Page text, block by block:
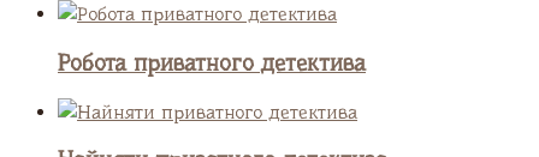
Робота приватного детектива